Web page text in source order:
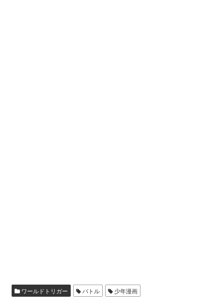
ワールドトリガー バトル 少年漫画